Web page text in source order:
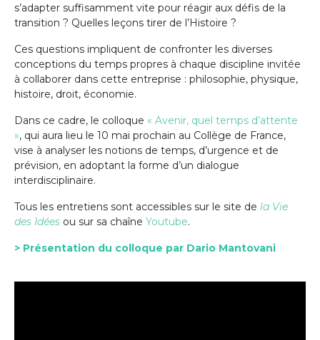
s’adapter suffisamment vite pour réagir aux défis de la
transition ? Quelles leçons tirer de l’Histoire ?
Ces questions impliquent de confronter les diverses
conceptions du temps propres à chaque discipline invitée
à collaborer dans cette entreprise : philosophie, physique,
histoire, droit, économie.
Dans ce cadre, le colloque « Avenir, quel temps d’attente
», qui aura lieu le 10 mai prochain au Collège de France,
vise à analyser les notions de temps, d’urgence et de
prévision, en adoptant la forme d’un dialogue
interdisciplinaire.
Tous les entretiens sont accessibles sur le site de la Vie
des Idées ou sur sa chaîne Youtube.
> Présentation du colloque par Dario Mantovani